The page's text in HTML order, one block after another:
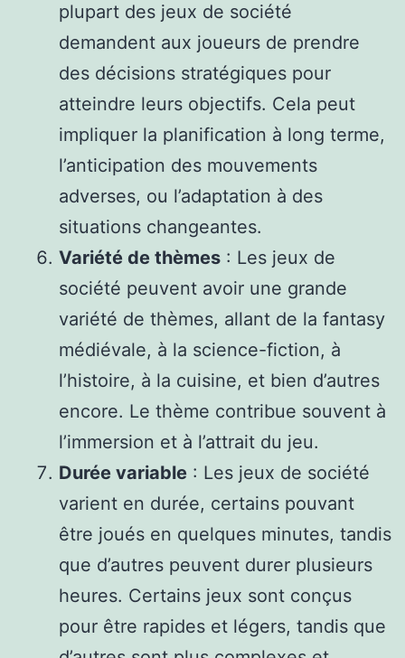
plupart des jeux de société
demandent aux joueurs de prendre
des décisions stratégiques pour
atteindre leurs objectifs. Cela peut
impliquer la planification à long terme,
l’anticipation des mouvements
adverses, ou l’adaptation à des
situations changeantes.
Variété de thèmes : Les jeux de
société peuvent avoir une grande
variété de thèmes, allant de la fantasy
médiévale, à la science-fiction, à
l’histoire, à la cuisine, et bien d’autres
encore. Le thème contribue souvent à
l’immersion et à l’attrait du jeu.
Durée variable : Les jeux de société
varient en durée, certains pouvant
être joués en quelques minutes, tandis
que d’autres peuvent durer plusieurs
heures. Certains jeux sont conçus
pour être rapides et légers, tandis que